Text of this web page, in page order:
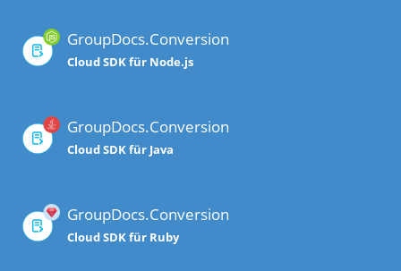
GroupDocs.Conversion
Cloud SDK für Node.js
GroupDocs.Conversion
Cloud SDK für Java
GroupDocs.Conversion
Cloud SDK für Ruby